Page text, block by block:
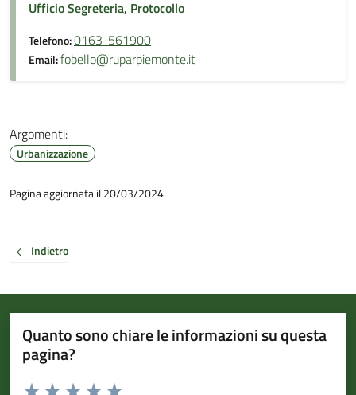
Ufficio Segreteria, Protocollo
Telefono:0163-561900
Email:fobello@ruparpiemonte.it
Argomenti:
Urbanizzazione
Pagina aggiornata il 20/03/2024
Indietro
Quanto sono chiare le informazioni su questa
pagina?
Valuta da 1 a 5 stelle la pagina